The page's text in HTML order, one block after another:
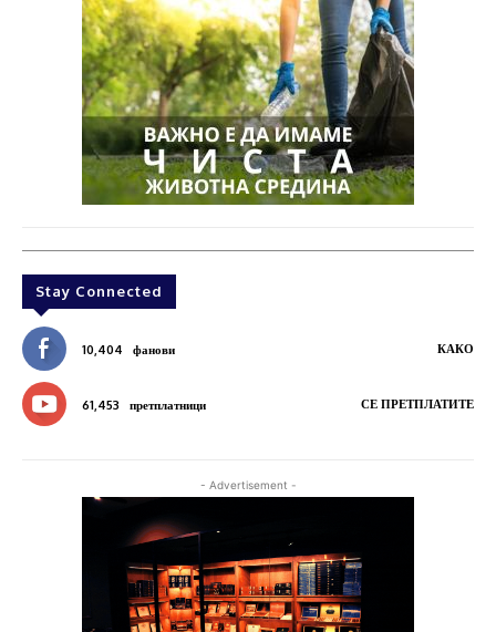
Stay Connected
10,404 фанови КАКО
61,453 претплатници СЕ ПРЕТПЛАТИТЕ
- Advertisement -